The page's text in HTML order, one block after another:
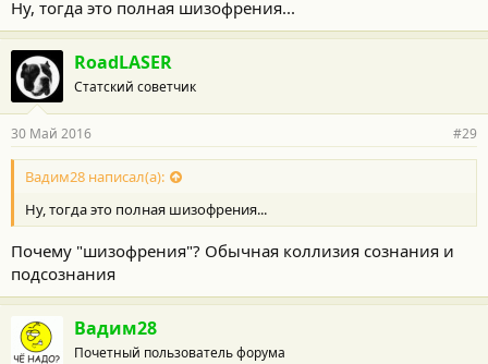
Ну, тогда это полная шизофрения...
RoadLASER
Статский советчик
30 Май 2016 #29
Вадим28 написал(а):
Ну, тогда это полная шизофрения...
Почему "шизофрения"? Обычная коллизия сознания и
подсознания
Вадим28
Почетный пользователь форума